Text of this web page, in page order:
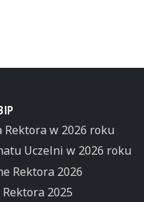
Rektora w 2026 roku
Uczelni w 2026 roku
Rektora 2026
2025